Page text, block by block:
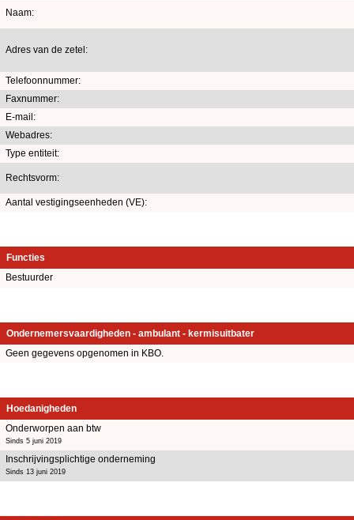
Naam:
Adres van de zetel:
Telefoonnummer:
Faxnummer:
E-mail:
Webadres:
Type entiteit:
Rechtsvorm:
Aantal vestigingseenheden (VE):
Functies
Bestuurder
Ondernemersvaardigheden - ambulant - kermisuitbater
Geen gegevens opgenomen in KBO.
Hoedanigheden
Onderworpen aan btw
Sinds 5 juni 2019
Inschrijvingsplichtige onderneming
Sinds 13 juni 2019